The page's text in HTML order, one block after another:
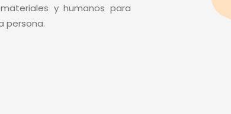
y humanos para
persona.